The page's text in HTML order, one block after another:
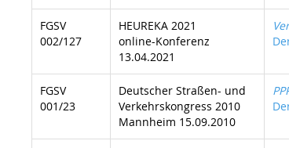
FGSV
002/127
HEUREKA 2021
online-Konferenz
13.04.2021
FGSV
001/23
Deutscher Straßen- und
Verkehrskongress 2010
Mannheim 15.09.2010